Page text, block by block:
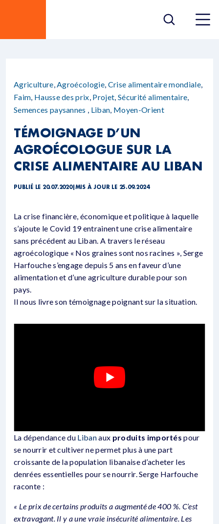
Agriculture,Agroécologie, Crise alimentaire mondiale,
Faim, Hausse des prix, Projet, Sécurité alimentaire,
Semences paysannes , Liban, Moyen-Orient
TÉMOIGNAGE D’UN
AGROÉCOLOGUE SUR LA
CRISE ALIMENTAIRE AU LIBAN
PUBLIÉ LE 20.07.2020| MIS À JOUR LE 25.09.2024
La crise financière, économique et politique à laquelle
s’ajoute le Covid 19 entrainent une crise alimentaire
sans précédent au Liban. A travers le réseau
agroécologique « Nos graines sont nos racines », Serge
Harfouche s’engage depuis 5 ans en faveur d’une
alimentation et d’une agriculture durable pour son
pays.
Il nous livre son témoignage poignant sur la situation.
La dépendance du Libanaux produits importés pour
se nourrir et cultiver ne permet plus à une part
croissante de la population libanaise d’acheter les
denrées essentielles pour se nourrir. Serge Harfouche
raconte :
« Le prix de certains produits a augmenté de 400 %. C’est
extravagant. Il y a une vraie insécurité alimentaire. Les